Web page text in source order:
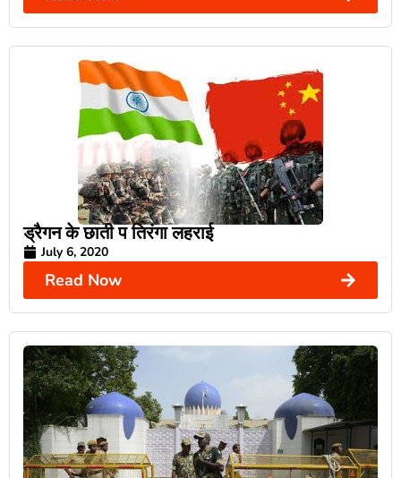
ड्रैगन के छाती प तिरंगा लहराई
July 6, 2020
Read Now